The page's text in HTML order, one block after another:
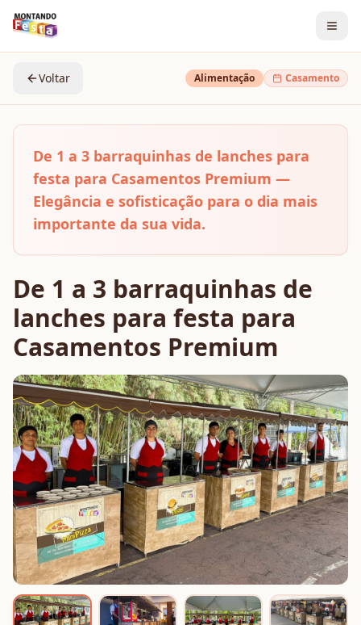
Voltar Alimentação Casamento
De 1 a 3 barraquinhas de lanches para
festa para Casamentos Premium —
Elegância e sofisticação para o dia mais
importante da sua vida.
De 1 a 3 barraquinhas de
lanches para festa para
Casamentos Premium